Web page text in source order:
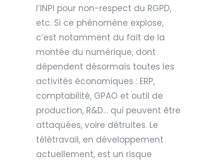
l’INPI pour non-respect du RGPD,
etc. Si ce phénomène explose,
c’est notamment du fait de la
montée du numérique, dont
dépendent désormais toutes les
activités économiques : ERP,
comptabilité, GPAO et outil de
production, R&D… qui peuvent être
attaquées, voire détruites. Le
télétravail, en développement
actuellement, est un risque